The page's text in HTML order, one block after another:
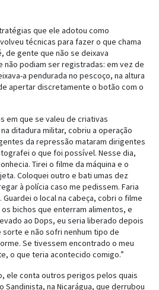
que ele adotou como
técnicas para fazer o que chama
de gente que não se deixava
não podiam ser registradas: em vez de
a pendurada no pescoço, na altura
apertar discretamente o botão com o
em que se valeu de criativas
ditadura militar, cobriu a operação
da repressão mataram dirigentes
o que foi possível. Nesse dia,
Tirei o filme da máquina e o
Coloquei outro e bati umas dez
à polícia caso me pedissem. Faria
o local na cabeça, cobri o filme
bichos que enterram alimentos, e
ao Dops, eu seria liberado depois
sorte e não sofri nenhum tipo de
Se tivessem encontrado o meu
o que teria acontecido comigo.”
ele conta outros perigos pelos quais
Sandinista, na Nicarágua, que derrubou